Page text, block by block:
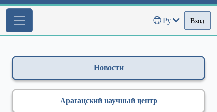
Ру Вход
Новости
Арагацский научный центр